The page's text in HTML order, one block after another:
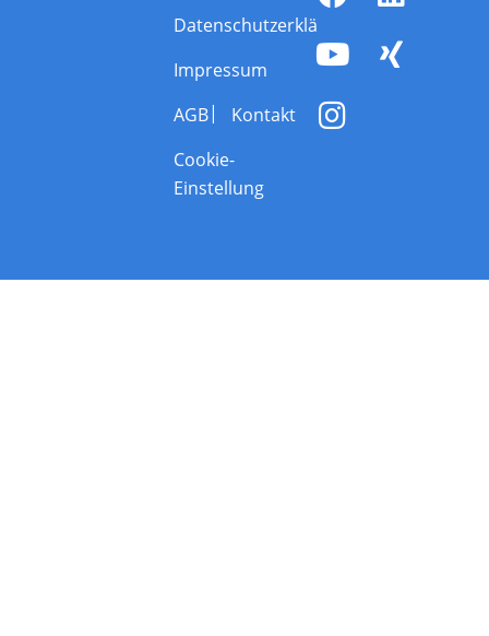
Datenschutzerklärung
Impressum
AGB
Kontakt
Cookie-
Einstellung